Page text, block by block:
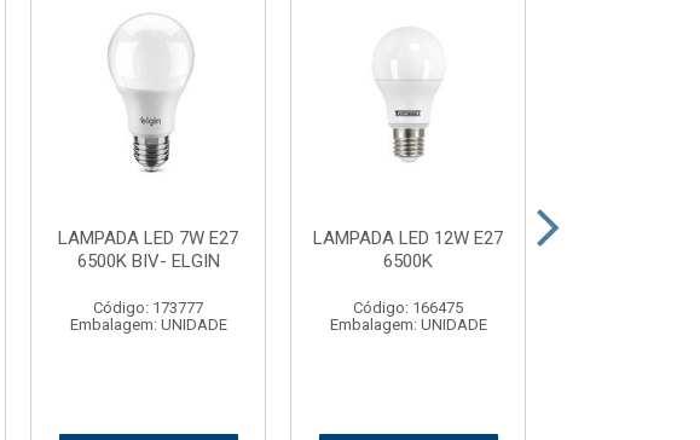
LAMPADA LED 7W E27
6500K BIV- ELGIN
Código: 173777
Embalagem: UNIDADE
LAMPADA LED 12W E27
6500K
Código: 166475
Embalagem: UNIDADE